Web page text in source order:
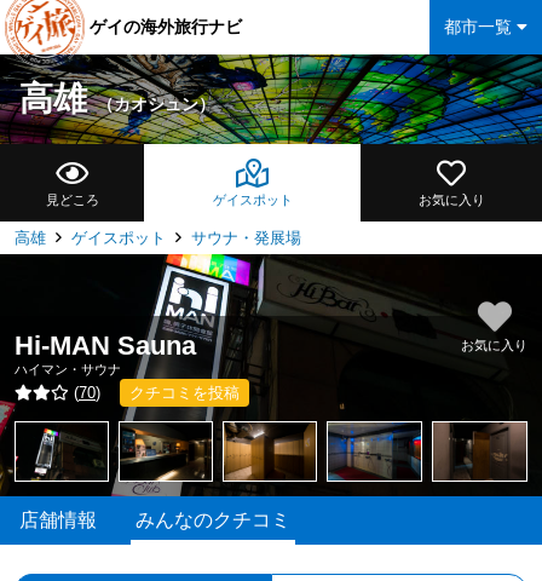
都市一覧
ゲイの海外旅行ナビ
高雄（カオシュン）
見どころ ゲイスポット お気に入り
高雄 ゲイスポット サウナ・発展場
Hi-MAN Sauna
ハイマン・サウナ
(70) クチコミを投稿
お気に入り
店舗情報 みんなのクチコミ